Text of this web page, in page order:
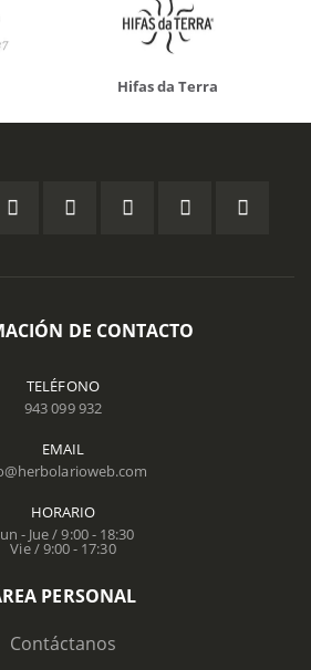
Hifas da Terra
DE CONTACTO
TELÉFONO
943 099 932
EMAIL
HORARIO
- Jue / 9:00 - 18:30
Vie / 9:00 - 17:30
PERSONAL
Contáctanos